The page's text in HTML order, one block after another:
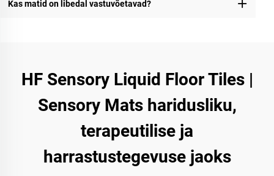
Kas matid on libedal vastuvõetavad?
HF Sensory Liquid Floor Tiles |
Sensory Mats haridusliku,
terapeutilise ja
harrastustegevuse jaoks